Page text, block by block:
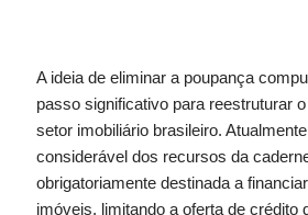
A ideia de eliminar a poupança
passo significativo para reestruturar
setor imobiliário brasileiro.
considerável dos recursos da
obrigatoriamente destinada a
imóveis, limitando a oferta de crédito